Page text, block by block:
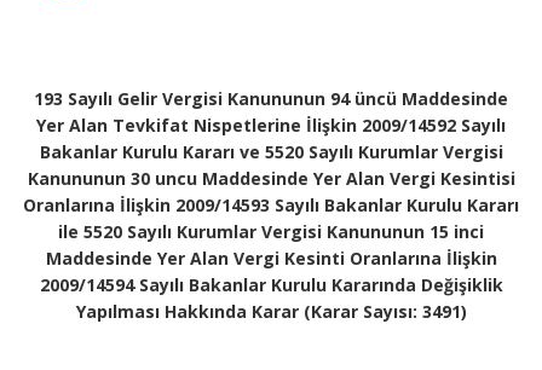
Kanununun
uncu
Maddesinde
Yer
Alan
Vergi
Kesintisi
Oranlarına
İlişkin
2009/14593
Sayılı
193 Sayılı Gelir Vergisi Kanununun 94 üncü Maddesinde
Yer Alan Tevkifat Nispetlerine İlişkin 2009/14592 Sayılı
Bakanlar Kurulu Kararı ve 5520 Sayılı Kurumlar Vergisi
Kanununun 30 uncu Maddesinde Yer Alan Vergi Kesintisi
Oranlarına İlişkin 2009/14593 Sayılı Bakanlar Kurulu Kararı
ile 5520 Sayılı Kurumlar Vergisi Kanununun 15 inci
Maddesinde Yer Alan Vergi Kesinti Oranlarına İlişkin
2009/14594 Sayılı Bakanlar Kurulu Kararında Değişiklik
Yapılması Hakkında Karar (Karar Sayısı: 3491)